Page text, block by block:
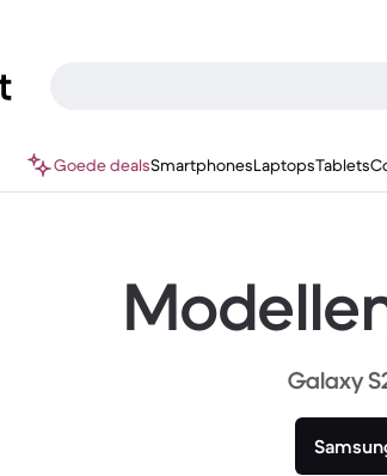
Goede dealsSmartphonesLaptopsTablets
Galaxy